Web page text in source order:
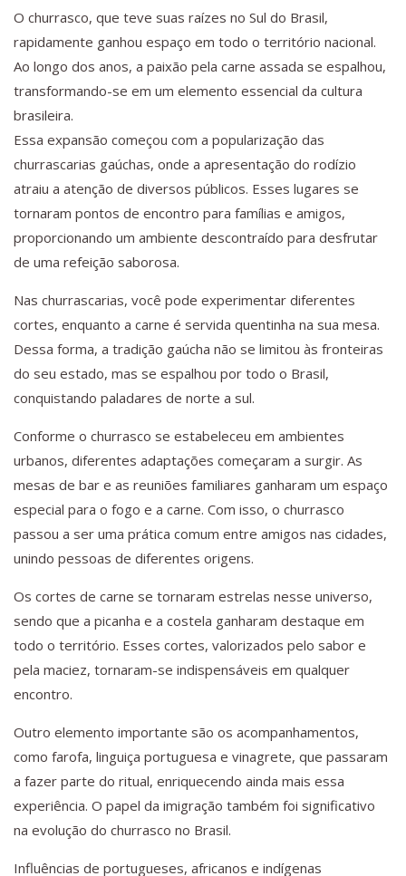
O churrasco, que teve suas raízes no Sul do Brasil,
rapidamente ganhou espaço em todo o território nacional.
Ao longo dos anos, a paixão pela carne assada se espalhou,
transformando-se em um elemento essencial da cultura
brasileira.
Essa expansão começou com a popularização das
churrascarias gaúchas, onde a apresentação do rodízio
atraiu a atenção de diversos públicos. Esses lugares se
tornaram pontos de encontro para famílias e amigos,
proporcionando um ambiente descontraído para desfrutar
de uma refeição saborosa.
Nas churrascarias, você pode experimentar diferentes
cortes, enquanto a carne é servida quentinha na sua mesa.
Dessa forma, a tradição gaúcha não se limitou às fronteiras
do seu estado, mas se espalhou por todo o Brasil,
conquistando paladares de norte a sul.
Conforme o churrasco se estabeleceu em ambientes
urbanos, diferentes adaptações começaram a surgir. As
mesas de bar e as reuniões familiares ganharam um espaço
especial para o fogo e a carne. Com isso, o churrasco
passou a ser uma prática comum entre amigos nas cidades,
unindo pessoas de diferentes origens.
Os cortes de carne se tornaram estrelas nesse universo,
sendo que a picanha e a costela ganharam destaque em
todo o território. Esses cortes, valorizados pelo sabor e
pela maciez, tornaram-se indispensáveis em qualquer
encontro.
Outro elemento importante são os acompanhamentos,
como farofa, linguiça portuguesa e vinagrete, que passaram
a fazer parte do ritual, enriquecendo ainda mais essa
experiência. O papel da imigração também foi significativo
na evolução do churrasco no Brasil.
Influências de portugueses, africanos e indígenas